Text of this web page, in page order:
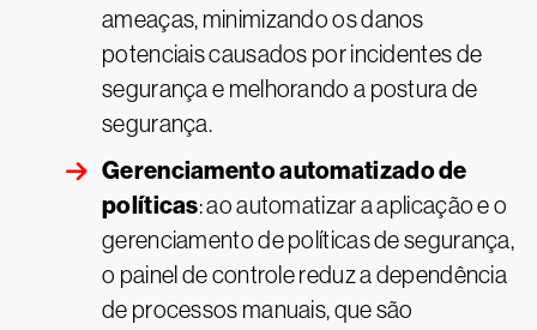
ameaças, minimizando os danos
potenciais causados por incidentes de
segurança e melhorando a postura de
segurança.
Gerenciamento automatizado de
políticas: ao automatizar a aplicação e o
gerenciamento de políticas de segurança,
o painel de controle reduz a dependência
de processos manuais, que são